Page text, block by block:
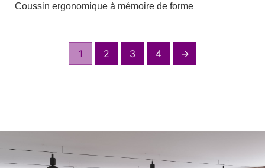
Coussin ergonomique à mémoire de forme
1 2 3 4 →